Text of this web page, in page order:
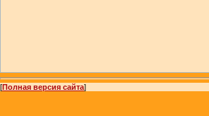
[Полная версия сайта]